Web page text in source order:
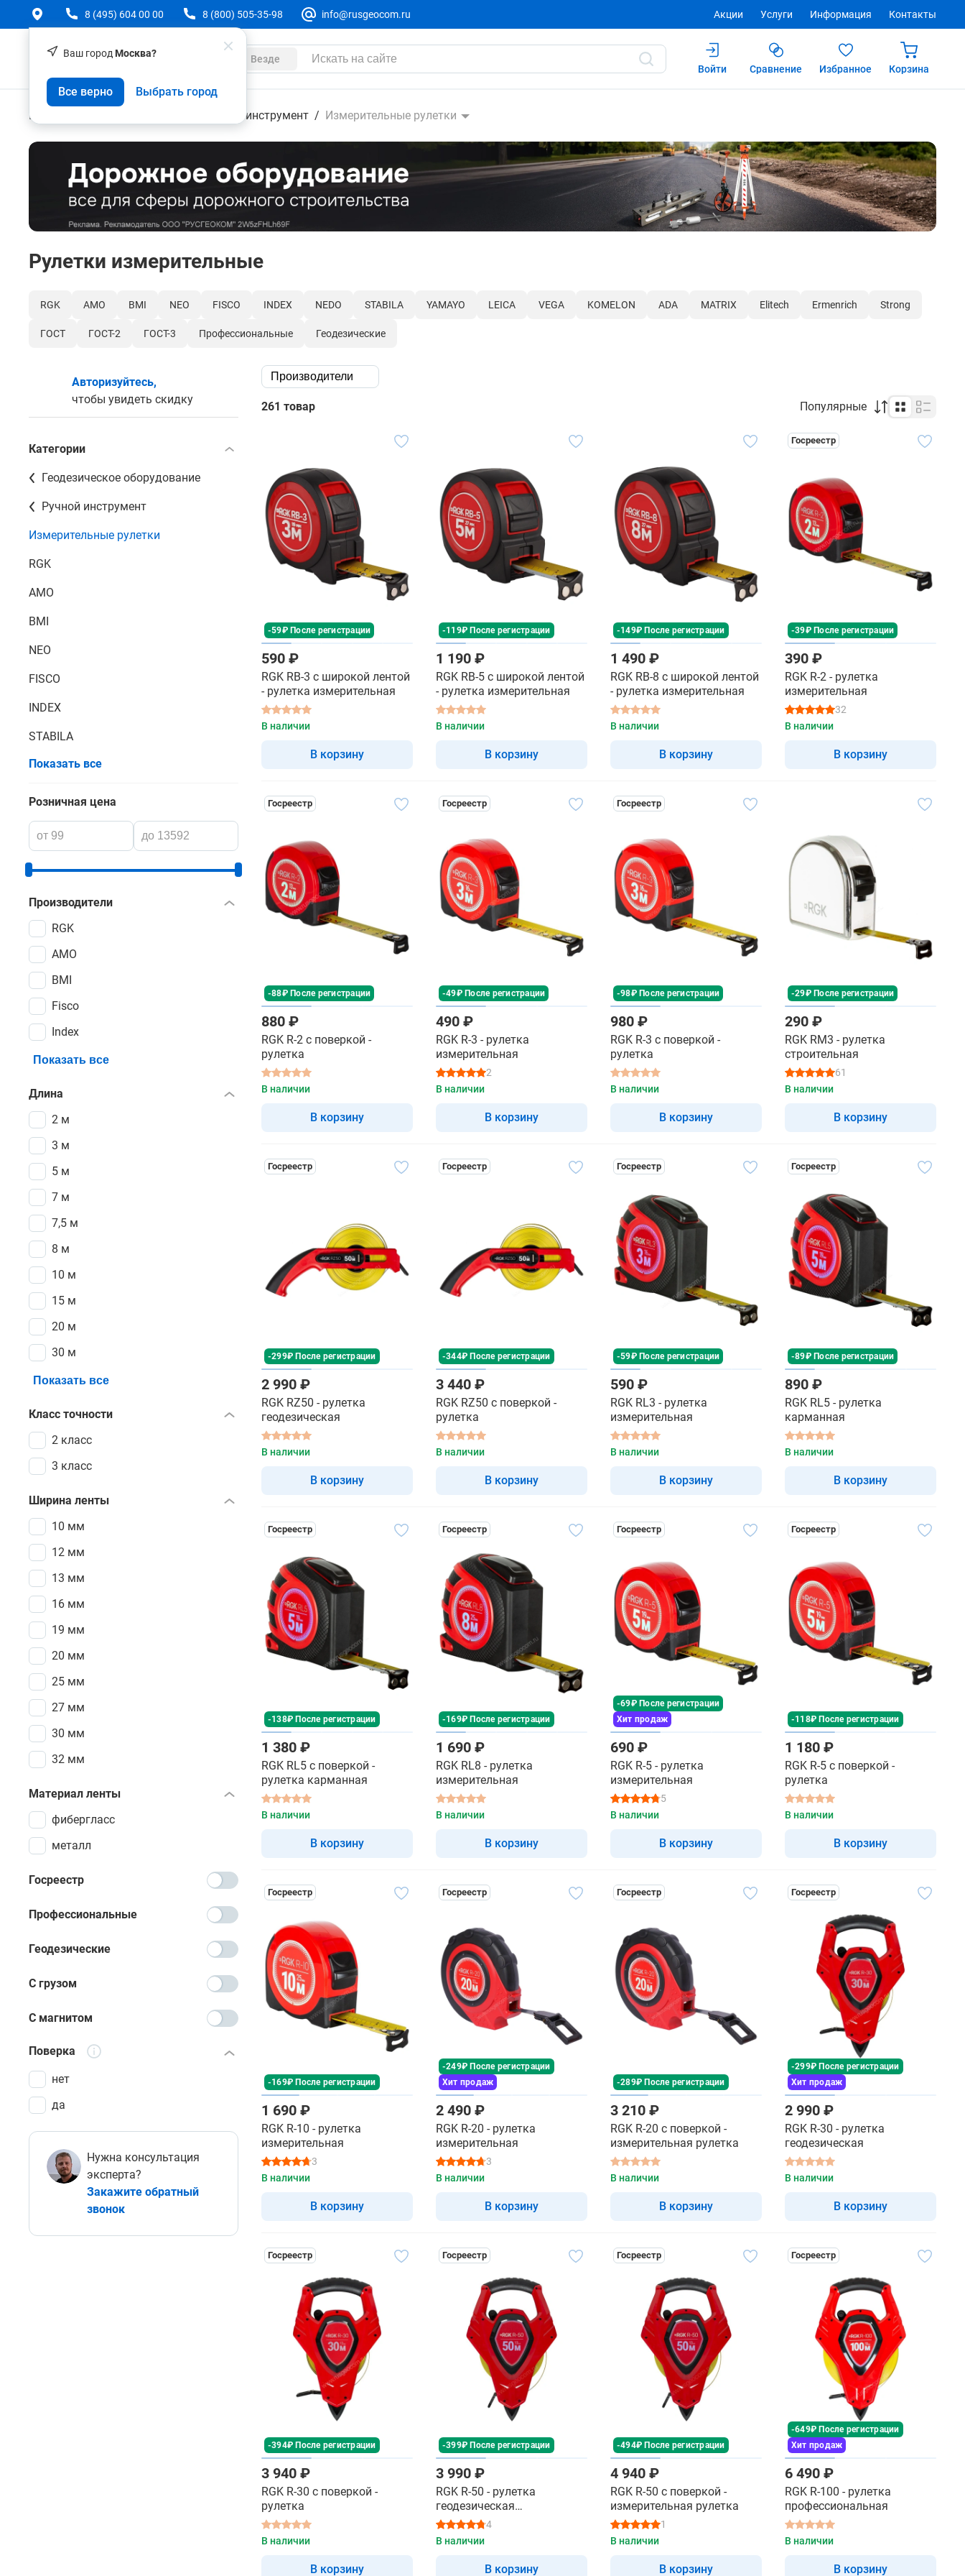
Ваш город Москва?
Все верно Выбрать город
8 (495) 604 00 00 8 (800) 505-35-98 info@rusgeocom.ru Акции Услуги Информация Контакты
Везде
Войти
Сравнение Избранное Корзина
Геодезическое оборудование Ручной инструмент Измерительные рулетки
Рулетки измерительные
RGK AMO BMI NEO FISCO INDEX NEDO STABILA YAMAYO LEICA VEGA KOMELON ADA MATRIX Elitech Ermenrich Strong
ГОСТ ГОСТ-2 ГОСТ-3 Профессиональные Геодезические
Авторизуйтесь,
чтобы увидеть скидку
Категории
Геодезическое оборудование
Ручной инструмент
Измерительные рулетки
RGK
AMO
BMI
NEO
FISCO
INDEX
STABILA
Показать все
Розничная цена
Производители
RGK
AMO
BMI
Fisco
Index
Показать все
Длина
2 м
3 м
5 м
7 м
7,5 м
8 м
10 м
15 м
20 м
30 м
Показать все
Класс точности
2 класс
3 класс
Ширина ленты
10 мм
12 мм
13 мм
16 мм
19 мм
20 мм
25 мм
27 мм
30 мм
32 мм
Материал ленты
фибергласс
металл
Госреестр
Профессиональные
Геодезические
С грузом
С магнитом
Поверка
нет
да
Нужна консультация
эксперта?
Закажите обратный
звонок
Производители
261 товар Популярные
-59₽ После регистрации
590 ₽
RGK RB-3 с широкой лентой
- рулетка измерительная
В наличии
В корзину
-119₽ После регистрации
1 190 ₽
RGK RB-5 с широкой лентой
- рулетка измерительная
В наличии
В корзину
-149₽ После регистрации
1 490 ₽
RGK RB-8 с широкой лентой
- рулетка измерительная
В наличии
В корзину
Госреестр
-39₽ После регистрации
390 ₽
RGK R-2 - рулетка
измерительная
32
В наличии
В корзину
Госреестр
-88₽ После регистрации
880 ₽
RGK R-2 с поверкой -
рулетка
В наличии
В корзину
Госреестр
-49₽ После регистрации
490 ₽
RGK R-3 - рулетка
измерительная
2
В наличии
В корзину
Госреестр
-98₽ После регистрации
980 ₽
RGK R-3 с поверкой -
рулетка
В наличии
В корзину
-29₽ После регистрации
290 ₽
RGK RM3 - рулетка
строительная
61
В наличии
В корзину
Госреестр
-299₽ После регистрации
2 990 ₽
RGK RZ50 - рулетка
геодезическая
В наличии
В корзину
Госреестр
-344₽ После регистрации
3 440 ₽
RGK RZ50 с поверкой -
рулетка
В наличии
В корзину
Госреестр
-59₽ После регистрации
590 ₽
RGK RL3 - рулетка
измерительная
В наличии
В корзину
Госреестр
-89₽ После регистрации
890 ₽
RGK RL5 - рулетка
карманная
В наличии
В корзину
Госреестр
-138₽ После регистрации
1 380 ₽
RGK RL5 с поверкой -
рулетка карманная
В наличии
В корзину
Госреестр
-169₽ После регистрации
1 690 ₽
RGK RL8 - рулетка
измерительная
В наличии
В корзину
Госреестр
-69₽ После регистрации
Хит продаж
690 ₽
RGK R-5 - рулетка
измерительная
5
В наличии
В корзину
Госреестр
-118₽ После регистрации
1 180 ₽
RGK R-5 с поверкой -
рулетка
В наличии
В корзину
Госреестр
-169₽ После регистрации
1 690 ₽
RGK R-10 - рулетка
измерительная
3
В наличии
В корзину
Госреестр
-249₽ После регистрации
Хит продаж
2 490 ₽
RGK R-20 - рулетка
измерительная
3
В наличии
В корзину
Госреестр
-289₽ После регистрации
3 210 ₽
RGK R-20 с поверкой -
измерительная рулетка
В наличии
В корзину
Госреестр
-299₽ После регистрации
Хит продаж
2 990 ₽
RGK R-30 - рулетка
геодезическая
В наличии
В корзину
Госреестр
-394₽ После регистрации
3 940 ₽
RGK R-30 с поверкой -
рулетка
В наличии
В корзину
Госреестр
-399₽ После регистрации
3 990 ₽
RGK R-50 - рулетка
геодезическая
профессиональная
4
В наличии
В корзину
Госреестр
-494₽ После регистрации
4 940 ₽
RGK R-50 с поверкой -
измерительная рулетка
1
В наличии
В корзину
Госреестр
-649₽ После регистрации
Хит продаж
6 490 ₽
RGK R-100 - рулетка
профессиональная
В наличии
В корзину